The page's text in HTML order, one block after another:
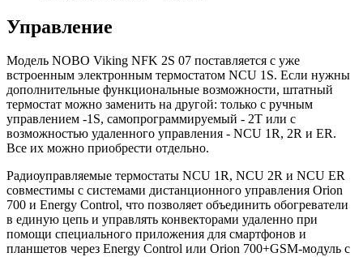
Управление
Модель NOBO Viking NFK 2S 07 поставляется с уже
встроенным электронным термостатом NCU 1S. Если нужны
дополнительные функциональные возможности, штатный
термостат можно заменить на другой: только с ручным
управлением -1S, самопрограммируемый - 2Т или с
возможностью удаленного управления - NCU 1R, 2R и ER.
Все их можно приобрести отдельно.
Радиоуправляемые термостаты NCU 1R, NCU 2R и NCU ER
совместимы с системами дистанционного управления Orion
700 и Energy Control, что позволяет объединить обогреватели
в единую цепь и управлять конвекторами удаленно при
помощи специального приложения для смартфонов и
планшетов через Energy Control или Orion 700+GSM-модуль с